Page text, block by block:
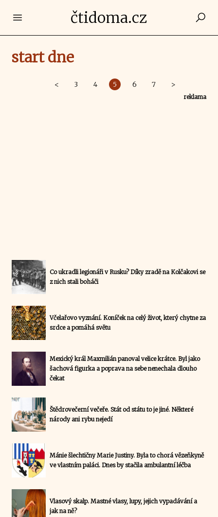
Open main menučtidoma.cz
start dne
< 3 4 5 6 7 >
reklama
Co ukradli legionáři v Rusku? Díky zradě na Kolčakovi se
z nich stali boháči
Včelařovo vyznání. Koníček na celý život, který chytne za
srdce a pomáhá světu
Mexický král Maxmilián panoval velice krátce. Byl jako
šachová figurka a poprava na sebe nenechala dlouho
čekat
Štědrovečerní večeře. Stát od státu to je jiné. Některé
národy ani rybu nejedí
Mánie šlechtičny Marie Justiny. Byla to chorá vězeňkyně
ve vlastním paláci. Dnes by stačila ambulantní léčba
Vlasový skalp. Mastné vlasy, lupy, jejich vypadávání a
jak na ně?